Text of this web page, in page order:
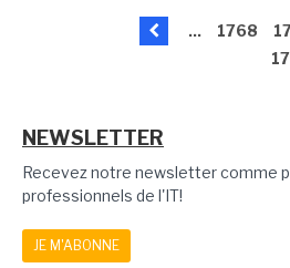
... 1768
NEWSLETTER
Recevez notre newsletter comme
professionnels de l'IT!
JE M'ABONNE